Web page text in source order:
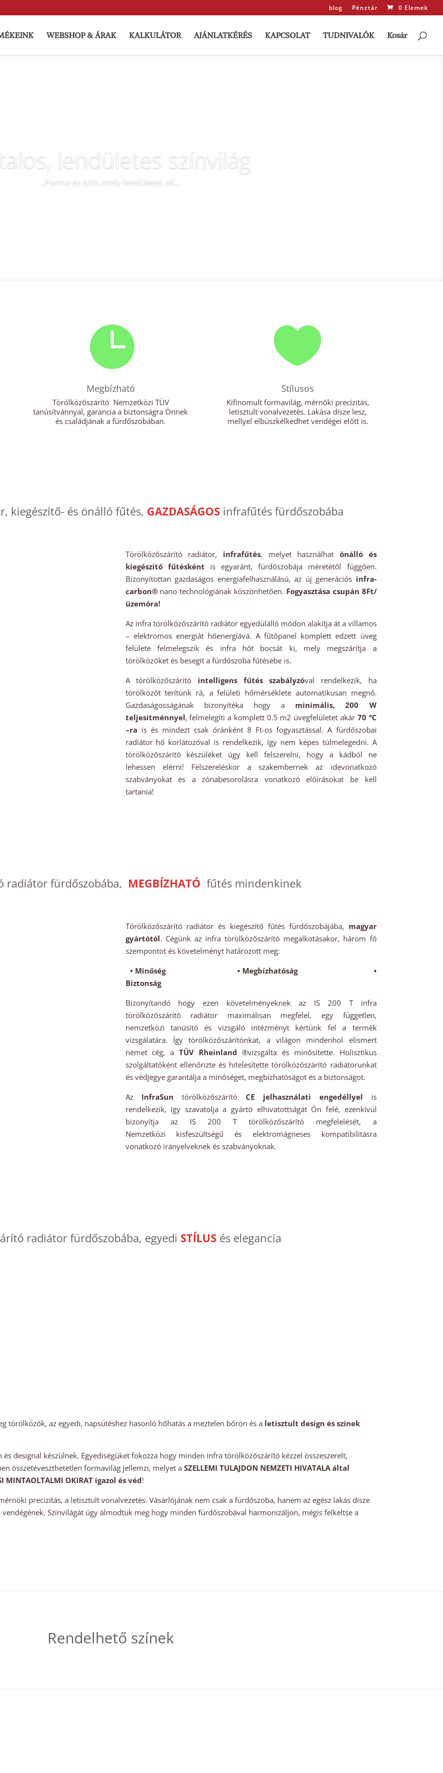
blog Pénztár 0 Elemek
WEBSHOP & ÁRAK KALKULÁTOR AJÁNLATKÉRÉS KAPCSOLAT TUDNIVALÓK Kosár
lendületes színvilág
„Forma és szín, mely lendületet ad…

Megbízható
Törölközőszárító Nemzetközi TÜV
tanúsítvánnyal, garancia a biztonságra Önnek
és családjának a fürdőszobában.

Stílusos
Kifinomult formavilág, mérnőki precízitás,
letisztult vonalvezetés. Lakása dísze lesz,
mellyel elbüszkélkedhet vendégei előtt is.
kiegészítő- és önálló fűtés, GAZDASÁGOS infrafűtés fürdőszobába
Törölközőszárító radiátor, infrafűtés, melyet használhat önálló és
kiegészítő fűtésként is egyaránt, fürdőszobája méretétől függően.
Bizonyítottan gazdaságos energiafelhasználású, az új generációs infra-
carbon®nano technológiának köszönhetően. Fogyasztása csupán 8Ft/
üzemóra!
Az infra törölközőszárító radiátor egyedülálló módon alakítja át a villamos
– elektromos energiát hőenergiává. A fűtőpanel komplett edzett üveg
felülete felmelegszik és infra hőt bocsát ki, mely megszárítja a
törölközőket és besegít a fürdőszoba fűtésébe is.
A törölközőszárító intelligens fűtés szabályzóval rendelkezik, ha
törölközőt terítünk rá, a felületi hőmérséklete automatikusan megnő.
Gazdaságosságának bizonyítéka hogy a minimális, 200 W
teljesítménnyel, felmelegíti a komplett 0.5 m2 üvegfelületet akár 70 °C
–ra is és mindezt csak óránként 8 Ft-os fogyasztással. A fürdőszobai
radiátor hő korlátozóval is rendelkezik, így nem képes túlmelegedni. A
törölközőszárító készüléket úgy kell felszerelni, hogy a kádból ne
lehessen elérni! Felszereléskor a szakembernek az idevonatkozó
szabványokat és a zónabesorolásra vonatkozó előírásokat be kell
tartania!
radiátor fürdőszobába, MEGBÍZHATÓ fűtés mindenkinek
Törölközőszárító radiátor és kiegészítő fűtés fürdőszobájába, magyar
gyártótól. Cégünk az infra törölközőszárító megalkotásakor, három fő
szempontot és követelményt határozott meg:
• Minőség • Megbízhatóság •
Biztonság
Bizonyítandó hogy ezen követelményeknek az IS 200 T infra
törölközőszárító radiátor maximálisan megfelel, egy független,
nemzetközi tanúsító és vizsgáló intézményt kértünk fel a termék
vizsgálatára. Így törölközőszárítónkat, a világon mindenhol elismert
német cég, a TÜV Rheinland ®vizsgálta és minősítette. Holisztikus
szolgáltatóként ellenőrizte és hitelesítette törölközőszárító radiátorunkat
és védjegye garantálja a minőséget, megbízhatóságot és a biztonságot.
Az InfraSun törölközőszárító CE jelhasználati engedéllyel is
rendelkezik, így szavatolja a gyártó elhivatottságát Ön felé, ezenkívül
bizonyítja az IS 200 T törölközőszárító megfelelését, a
Nemzetközi kisfeszültségű és elektromágneses kompatibilitásra
vonatkozó irányelveknek és szabványoknak.
radiátor fürdőszobába, egyedi STÍLUS és elegancia
törölközők, az egyedi, napsütéshez hasonló hőhatás a meztelen bőrön és a letisztult design és színek
designal készülnek. Egyediségüket fokozza hogy minden infra törölközőszárító kézzel összeszerelt,
összetéveszthetetlen formavilág jellemzi, melyet aSZELLEMI TULAJDON NEMZETI HIVATALA által
MINTAOLTALMI OKIRAT igazol és véd!
precizitás, a letisztult vonalvezetés. Vásárlójának nem csak a fürdőszoba, hanem az egész lakás dísze
Színvilágát úgy álmodtuk meg hogy minden fürdőszobával harmonizáljon, mégis felkeltse a
Rendelhető színek